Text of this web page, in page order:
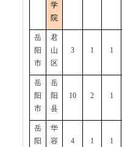
学
院
岳
阳
市
君
山
区
3 1 1
岳
阳
市
岳
阳
县
10 2 1
岳
阳
华
容
4 1 1